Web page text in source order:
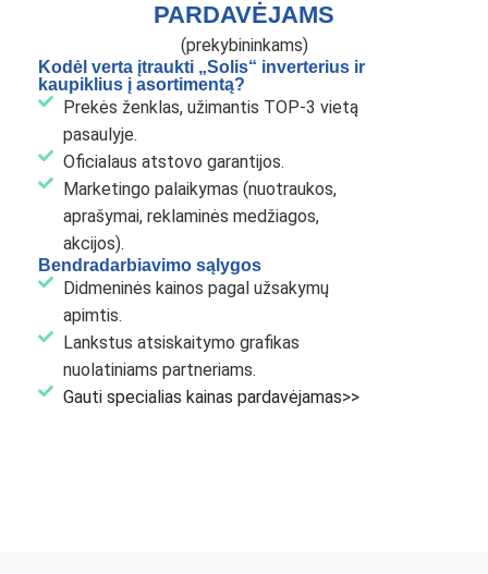
PARDAVĖJAMS
(prekybininkams)
Kodėl verta įtraukti „Solis“ inverterius ir
kaupiklius į asortimentą?
Prekės ženklas, užimantis TOP-3 vietą
pasaulyje.
Oficialaus atstovo garantijos.
Marketingo palaikymas (nuotraukos,
aprašymai, reklaminės medžiagos,
akcijos).
Bendradarbiavimo sąlygos
Didmeninės kainos pagal užsakymų
apimtis.
Lankstus atsiskaitymo grafikas
nuolatiniams partneriams.
Gauti specialias kainas pardavėjamas>>